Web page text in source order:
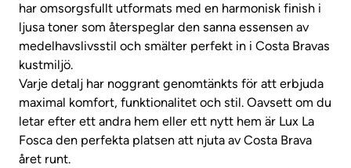
har omsorgsfullt utformats med en harmonisk finish i
ljusa toner som återspeglar den sanna essensen av
medelhavslivsstil och smälter perfekt in i Costa Bravas
kustmiljö.
Varje detalj har noggrant genomtänkts för att erbjuda
maximal komfort, funktionalitet och stil. Oavsett om du
letar efter ett andra hem eller ett nytt hem är Lux La
Fosca den perfekta platsen att njuta av Costa Brava
året runt.